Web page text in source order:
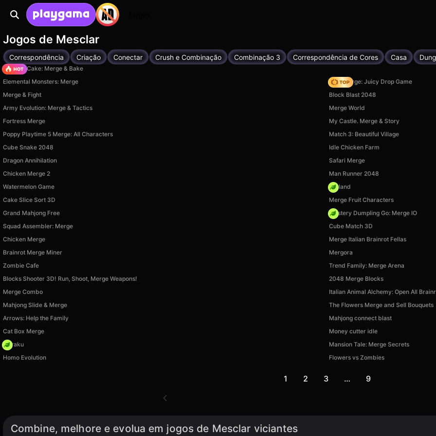
Jogos de Mesclar
Correspondência Criação Conectar Crush e Combinação Combinação 3 Correspondência de Cores Casa
Piece of Cake: Merge & Bake
Elemental Monsters: Merge
Fruit Merge: Juicy Drop Game
Merge & Fight
Block Blast 2048
Army Evolution: Merge & Tactics
Merge World
Fortress Merge
My Castle. Merge & Story
Poppy Playtime 5 Merge: All Characters
Match 3: Beautiful Village
Cube Snake 2048
Idle Chicken Farm
Dragon Annihilation
Safari Merge
Chicken Merge 2
Man Runner 2048
Watermelon Game
Purland
Cake Slice Sort 3D
Merge Fruit Characters
Grand Mahjong Free
Mystery Dumpling Go: Merge IO
Squad Assembler: Merge
Cube Match 3D
Chicken Merge
Merge Italian Brainrot Fellas
Brainrot Merge Miner
Mergora
Zombie Cafe
Trend Family: Merge Arena
Blocks Shooter 3D! Run, Shoot, Merge Weapons!
2048 Merge Blocks
Merge Combo
Italian Animal Alchemy: Open All
Mahjong Slide & Merge
The Flowers Merge and Sell Bouquets
Arrows: Help the Family
Mahjong connect blast
Cat Box Merge
Money cutter idle
Floraku
Mansion Tale: Merge Secrets
Homo Evolution
Flowers vs Zombies
1 2 3 … 9
Combine, melhore e evolua em jogos de Mesclar viciantes